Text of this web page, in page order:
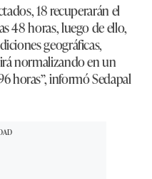
18 recuperarán el
48 horas, luego de ello,
geográficas,
normalizando en un
horas”, informó Sedapal